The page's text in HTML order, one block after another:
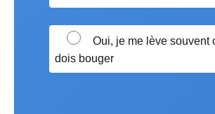
Oui, je me lève souvent
dois bouger